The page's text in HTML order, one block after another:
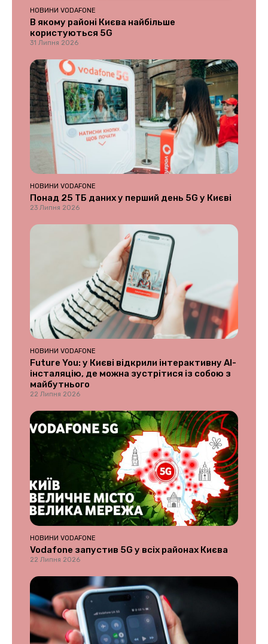
НОВИНИ VODAFONE
В якому районі Києва найбільше
користуються 5G
31 Липня 2026
НОВИНИ VODAFONE
Понад 25 ТБ даних у перший день 5G у Києві
23 Липня 2026
НОВИНИ VODAFONE
Future You: у Києві відкрили інтерактивну AI-
інсталяцію, де можна зустрітися із собою з
майбутнього
22 Липня 2026
НОВИНИ VODAFONE
Vodafone запустив 5G у всіх районах Києва
22 Липня 2026